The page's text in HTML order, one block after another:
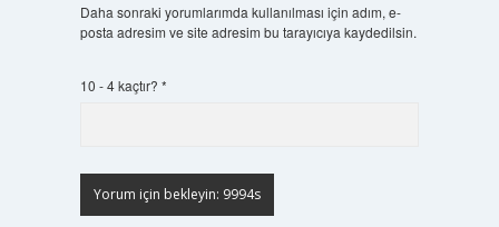
Daha sonraki yorumlarımda kullanılması için adım, e-
posta adresim ve site adresim bu tarayıcıya kaydedilsin.
10 - 4 kaçtır? *